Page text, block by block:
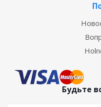
Будьте